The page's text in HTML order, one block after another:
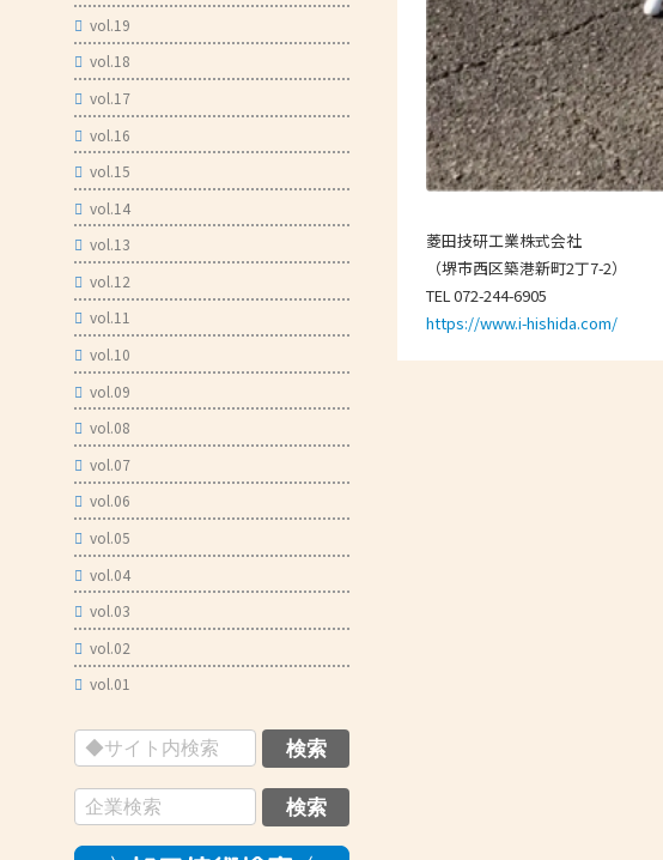
vol.19
vol.18
vol.17
vol.16
vol.15
vol.14
vol.13
vol.12
vol.11
vol.10
vol.09
vol.08
vol.07
vol.06
vol.05
vol.04
vol.03
vol.02
vol.01
菱田技研工業株式会社
（堺市西区築港新町2丁7-2）
TEL 072-244-6905
https://www.i-hishida.com/